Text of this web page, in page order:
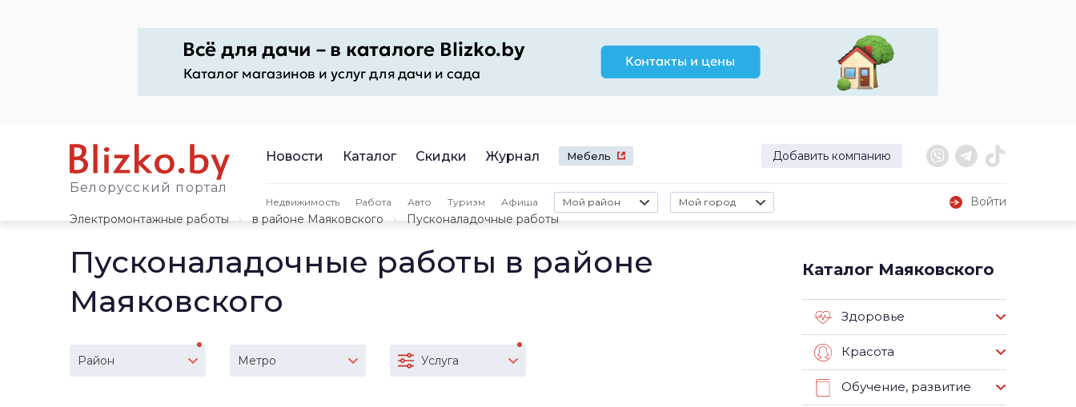
Белорусский портал
Новости Каталог Скидки Журнал Мебель Добавить компанию
Недвижимость Работа Авто Туризм Афиша Мой район Мой город
Войти
Электромонтажные работы
в районе Маяковского Пусконаладочные работы
Пусконаладочные работы в районе
Маяковского
Район Метро Услуга
Каталог Маяковского
Здоровье
Красота
Обучение, развитие